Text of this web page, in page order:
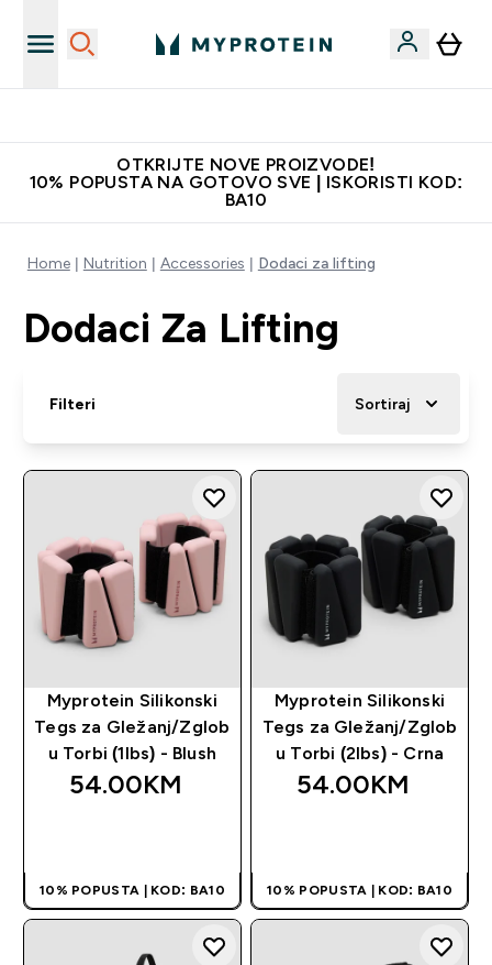
OTKRIJTE NOVE PROIZVODE!
10% POPUSTA NA GOTOVO SVE | ISKORISTI KOD:
BA10
Home Nutrition Accessories Dodaci za lifting
Dodaci Za Lifting
Filteri Sortiraj
Myprotein Silikonski
Tegs za Gležanj/Zglob
u Torbi (1lbs) - Blush
54.00KM‎
10% POPUSTA | KOD: BA10
Myprotein Silikonski
Tegs za Gležanj/Zglob
u Torbi (2lbs) - Crna
54.00KM‎
10% POPUSTA | KOD: BA10